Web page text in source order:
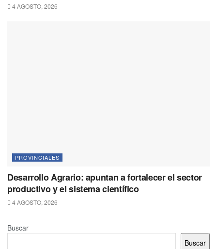
4 AGOSTO, 2026
PROVINCIALES
Desarrollo Agrario: apuntan a fortalecer el sector
productivo y el sistema científico
4 AGOSTO, 2026
Buscar
Buscar